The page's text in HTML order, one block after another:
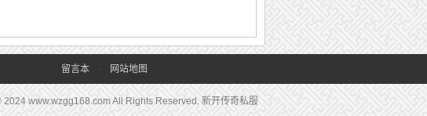
留言本 - 网站地图
www.wzgg168.com All Rights Reserved. 新开传奇私服